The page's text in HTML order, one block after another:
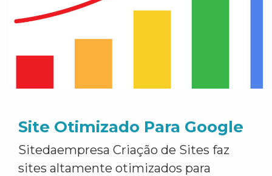
Site Otimizado Para Google
Sitedaempresa Criação de Sites faz
sites altamente otimizados para